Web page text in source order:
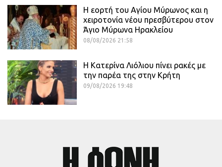
Η εορτή του Αγίου Μύρωνος και η
χειροτονία νέου πρεσβύτερου στον
Άγιο Μύρωνα Ηρακλείου
08/08/2026 21:58
Η Κατερίνα Λιόλιου πίνει ρακές με
την παρέα της στην Κρήτη
09/08/2026 19:48